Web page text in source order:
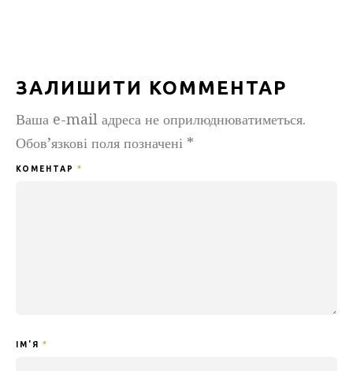
ЗАЛИШИТИ КОММЕНТАР
Ваша e-mail адреса не оприлюднюватиметься.
Обов’язкові поля позначені *
КОМЕНТАР *
ІМ'Я *